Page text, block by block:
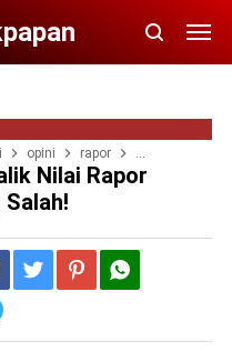
opini rapor sedekah nilai
Nilai Rapor
Salah!